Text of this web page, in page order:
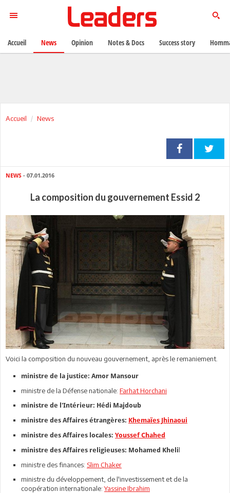
Accueil News
NEWS - 07.01.2016
La composition du gouvernement Essid 2
Voici la composition du nouveau gouvernement, après le remaniement.
ministre de la justice: Amor Mansour
ministre de la Défense nationale: Farhat Horchani
ministre de l'Intérieur: Hédi Majdoub
ministre des Affaires étrangères: Khemaïes Jhinaoui
ministre des Affaires locales: Youssef Chahed
ministre des Affaires religieuses: Mohamed Khelil
ministre des finances: Slim Chaker
ministre du développement, de l'investissement et de la
coopération internationale:Yassine Ibrahim
Accueil News Opinion Notes & Docs Success story